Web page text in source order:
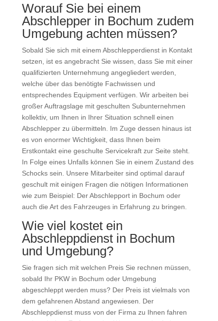
Worauf Sie bei einem
Abschlepper in Bochum zudem
Umgebung achten müssen?
Sobald Sie sich mit einem Abschlepperdienst in Kontakt
setzen, ist es angebracht Sie wissen, dass Sie mit einer
qualifizierten Unternehmung angegliedert werden,
welche über das benötigte Fachwissen und
entsprechendes Equipment verfügen. Wir arbeiten bei
großer Auftragslage mit geschulten Subunternehmen
kollektiv, um Ihnen in Ihrer Situation schnell einen
Abschlepper zu übermitteln. Im Zuge dessen hinaus ist
es von enormer Wichtigkeit, dass Ihnen beim
Erstkontakt eine geschulte Servicekraft zur Seite steht.
In Folge eines Unfalls können Sie in einem Zustand des
Schocks sein. Unsere Mitarbeiter sind optimal darauf
geschult mit einigen Fragen die nötigen Informationen
wie zum Beispiel: Der Abschlepport in Bochum oder
auch die Art des Fahrzeuges in Erfahrung zu bringen.
Wie viel kostet ein
Abschleppdienst in Bochum
und Umgebung?
Sie fragen sich mit welchen Preis Sie rechnen müssen,
sobald Ihr PKW in Bochum oder Umgebung
abgeschleppt werden muss? Der Preis ist vielmals von
dem gefahrenen Abstand angewiesen. Der
Abschleppdienst muss von der Firma zu Ihnen fahren